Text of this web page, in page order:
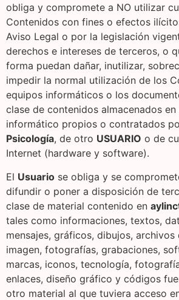
obliga y compromete a NO utilizar
Contenidos con fines o efectos
Aviso Legal o por la legislación
derechos e intereses de terceros, o
forma puedan dañar, inutilizar,
impedir la normal utilización de los
equipos informáticos o los
clase de contenidos almacenados
informático propios o contratados
Psicología, de otro USUARIO o de
Internet (hardware y software).
El Usuario se obliga y se
difundir o poner a disposición de
clase de material contenido en
tales como informaciones, textos,
mensajes, gráficos, dibujos,
imagen, fotografías, grabaciones,
marcas, iconos, tecnología,
enlaces, diseño gráfico y códigos
otro material al que tuviera acceso